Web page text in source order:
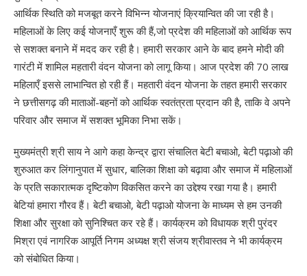
आर्थिक स्थिति को मजबूत करने विभिन्न योजनाएं क्रियान्वित की जा रही है।
महिलाओं के लिए कई योजनाएँ शुरू की हैं,जो प्रदेश की महिलाओं को आर्थिक रूप
से सशक्त बनाने में मदद कर रही है। हमारी सरकार आने के बाद हमने मोदी की
गारंटी में शामिल महतारी वंदन योजना को लागू किया। आज प्रदेश की 70 लाख
महिलाएँ इससे लाभान्वित हो रही हैं। महतारी वंदन योजना के तहत हमारी सरकार
ने छत्तीसगढ़ की माताओं-बहनों को आर्थिक स्वतंत्रता प्रदान की है, ताकि वे अपने
परिवार और समाज में सशक्त भूमिका निभा सकें।
मुख्यमंत्री श्री साय ने आगे कहा केन्द्र द्वारा संचालित बेटी बचाओ, बेटी पढ़ाओ की
शुरुआत कर लिंगानुपात में सुधार, बालिका शिक्षा को बढ़ावा और समाज में महिलाओं
के प्रति सकारात्मक दृष्टिकोण विकसित करने का उद्देश्य रखा गया है। हमारी
बेटियां हमारा गौरव हैं। बेटी बचाओ, बेटी पढ़ाओ योजना के माध्यम से हम उनकी
शिक्षा और सुरक्षा को सुनिश्चित कर रहे हैं। कार्यक्रम को विधायक श्री पुरंदर
मिश्रा एवं नागरिक आपूर्ति निगम अध्यक्ष श्री संजय श्रीवास्तव ने भी कार्यक्रम
को संबोधित किया।